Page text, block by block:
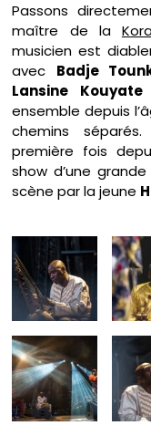
Passons
maître de la
musicien est
avec Badje
Lansine Kouyate
ensemble depuis
chemins
première fois
show d’une
scène par la jeune